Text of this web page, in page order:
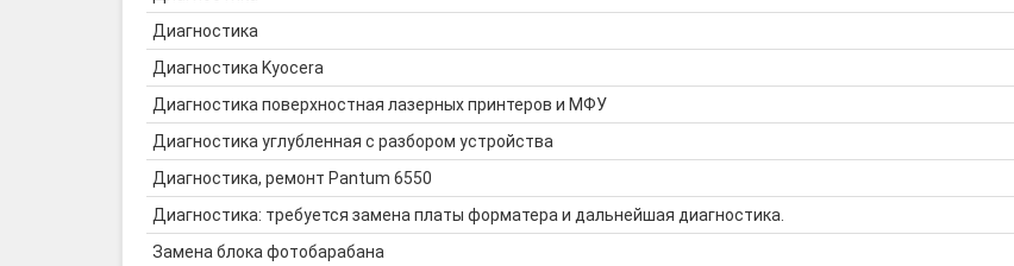
Диагностика
Диагностика Kyocera
Диагностика поверхностная лазерных принтеров и МФУ
Диагностика углубленная с разбором устройства
Диагностика, ремонт Pantum 6550
Диагностика: требуется замена платы форматера и дальнейшая диагностика.
Замена блока фотобарабана